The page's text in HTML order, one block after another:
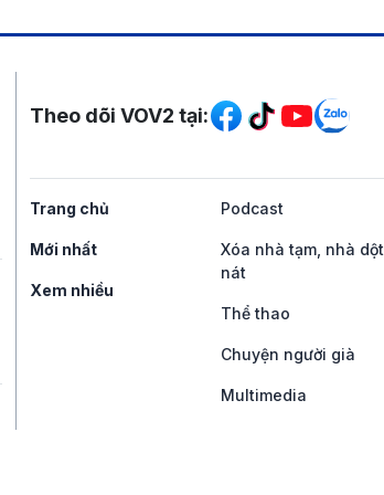
Mạng xã hội
Theo dõi VOV2 tại:
Trang chủ
Mới nhất
Xem nhiều
Podcast
Xóa nhà tạm, nhà dột
nát
Thể thao
Chuyện người già
Multimedia